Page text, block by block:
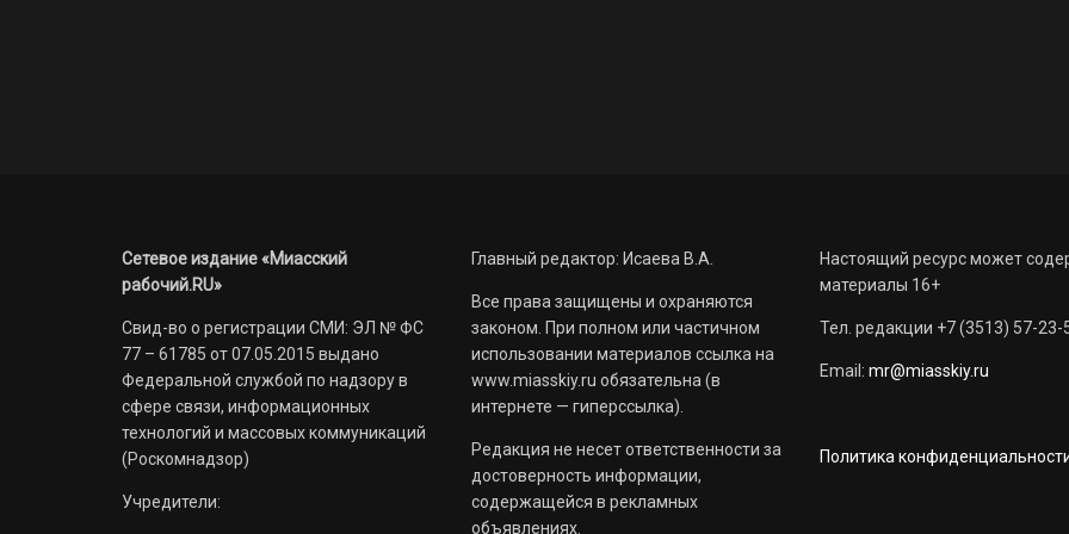
Сетевое издание «Миасский
рабочий.RU»
Свид-во о регистрации СМИ: ЭЛ № ФС
77 – 61785 от 07.05.2015 выдано
Федеральной службой по надзору в
сфере связи, информационных
технологий и массовых коммуникаций
(Роскомнадзор)
Учредители:
Главный редактор: Исаева В.А.
Все права защищены и охраняются
законом. При полном или частичном
использовании материалов ссылка на
www.miasskiy.ru обязательна (в
интернете — гиперссылка).
Редакция не несет ответственности за
достоверность информации,
содержащейся в рекламных
объявлениях.
Настоящий ресурс может
материалы 16+
Тел. редакции +7 (3513) 57-23-
Email: mr@miasskiy.ru
Политика